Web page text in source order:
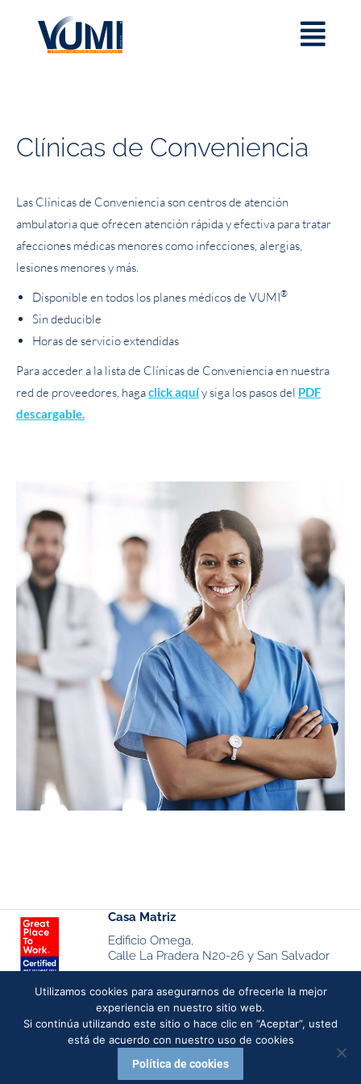
Clínicas de Conveniencia
Las Clínicas de Conveniencia son centros de atención
ambulatoria que ofrecen atención rápida y efectiva para tratar
afecciones médicas menores como infecciones, alergias,
lesiones menores y más.
Disponible en todos los planes médicos de VUMI®
Sin deducible
Horas de servicio extendidas
Para acceder a la lista de Clínicas de Conveniencia en nuestra
red de proveedores, hagaclick aquíy siga los pasos del PDF
descargable.
Casa Matriz
Edificio Omega,
Calle La Pradera N20-26 y San Salvador
Quito – Ecuador
Utilizamos cookies para asegurarnos de ofrecerle la mejor
experiencia en nuestro sitio web.
Si continúa utilizando este sitio o hace clic en “Aceptar”, usted
está de acuerdo con nuestro uso de cookies
Política de cookies